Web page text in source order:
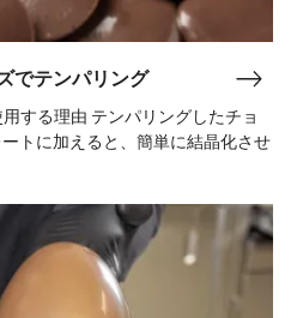
でテンパリング
カ
カ
オ
ー・
ピ
ス
する理由 テンパリングしたチョ
トに加えると、簡単に結晶化させ